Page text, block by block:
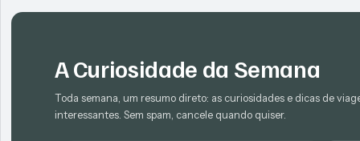
A Curiosidade da Semana
Toda semana, um resumo direto: as curiosidades e dicas de
interessantes. Sem spam, cancele quando quiser.